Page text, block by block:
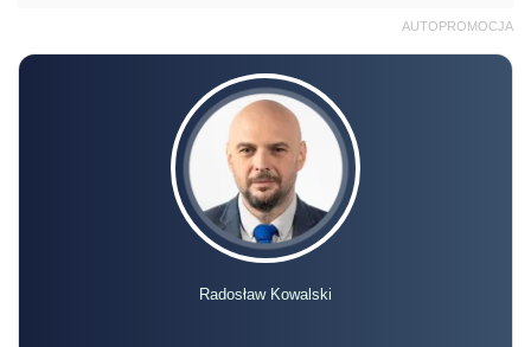
AUTOPROMOCJA
Radosław Kowalski